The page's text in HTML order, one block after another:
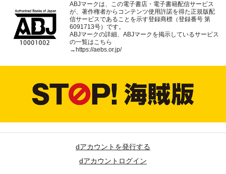
ABJマークは、この電子書店・電子書籍配信サービス
が、著作権者からコンテンツ使用許諾を得た正規版配
信サービスであることを示す登録商標（登録番号 第
6091713号）です。
ABJマークの詳細、ABJマークを掲示しているサービス
の一覧はこちら
→ https://aebs.or.jp/
dアカウントを発行する
dアカウントログイン